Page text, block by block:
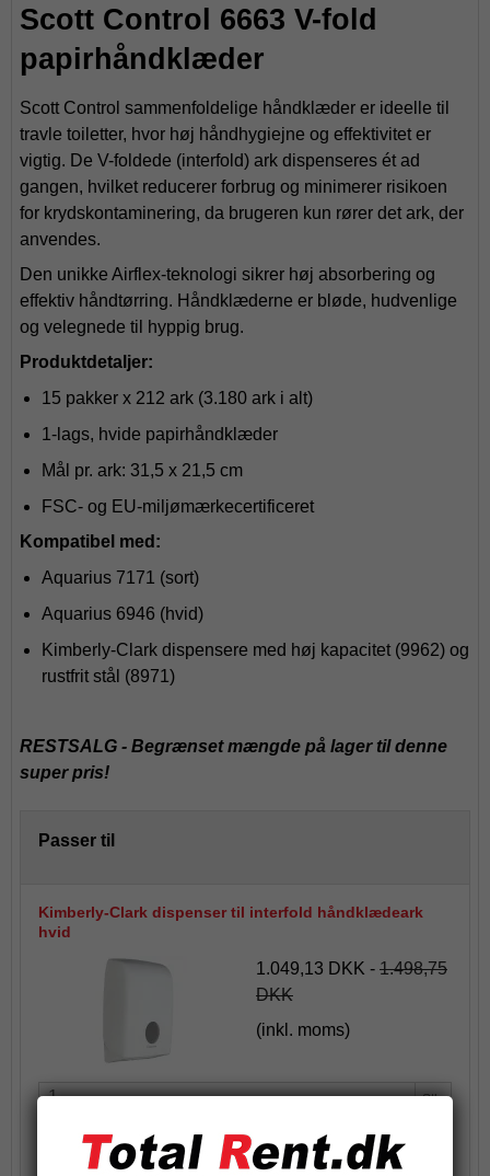
Scott Control 6663 V-fold
papirhåndklæder
Scott Control sammenfoldelige håndklæder er ideelle til
travle toiletter, hvor høj håndhygiejne og effektivitet er
vigtig. De V-foldede (interfold) ark dispenseres ét ad
gangen, hvilket reducerer forbrug og minimerer risikoen
for krydskontaminering, da brugeren kun rører det ark, der
anvendes.
Den unikke Airflex-teknologi sikrer høj absorbering og
effektiv håndtørring. Håndklæderne er bløde, hudvenlige
og velegnede til hyppig brug.
Produktdetaljer:
15 pakker x 212 ark (3.180 ark i alt)
1-lags, hvide papirhåndklæder
Mål pr. ark: 31,5 x 21,5 cm
FSC- og EU-miljømærkecertificeret
Kompatibel med:
Aquarius 7171 (sort)
Aquarius 6946 (hvid)
Kimberly-Clark dispensere med høj kapacitet (9962) og
rustfrit stål (8971)
RESTSALG - Begrænset mængde på lager til denne
super pris!
Passer til
Kimberly-Clark dispenser til interfold håndklædeark
hvid
1.049,13 DKK - 1.498,75
DKK
(inkl. moms)
Stk.
Køb